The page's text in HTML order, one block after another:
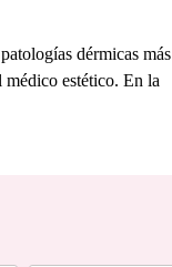
dérmicas más
médico estético. En la